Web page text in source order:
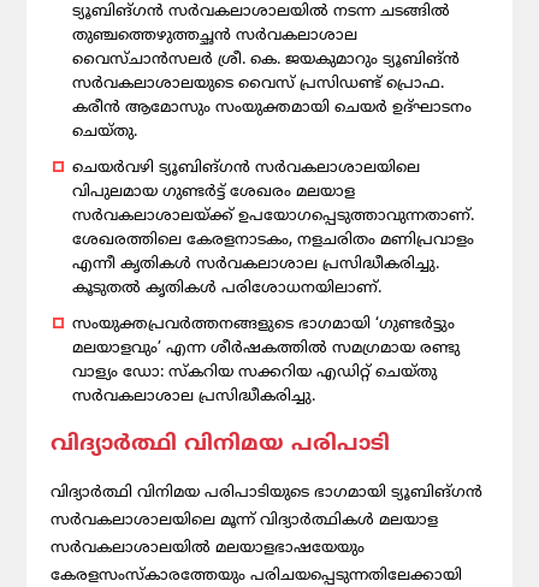
ട്യൂബിങ്ഗന്‍ സര്‍വകലാശാലയില്‍ നടന്ന ചടങ്ങില്‍
തുഞ്ചത്തെഴുത്തച്ഛന്‍ സര്‍വകലാശാല
വൈസ്ചാന്‍സലര്‍ ശ്രീ. കെ. ജയകുമാറും ട്യൂബിങ്ൻ
സര്‍വകലാശാലയുടെ വൈസ് പ്രസിഡണ്ട് പ്രൊഫ.
കരീന്‍ ആമോസും സംയുക്തമായി ചെയര്‍ ഉദ്ഘാടനം
ചെയ്തു.
ചെയര്‍വഴി ട്യൂബിങ്ഗന്‍ സര്‍വകലാശാലയിലെ
വിപുലമായ ഗുണ്ടര്‍ട്ട് ശേഖരം മലയാള
സര്‍വകലാശാലയ്ക്ക് ഉപയോഗപ്പെടുത്താവുന്നതാണ്.
ശേഖരത്തിലെ കേരളനാടകം, നളചരിതം മണിപ്രവാളം
എന്നീ കൃതികള്‍ സര്‍വകലാശാല പ്രസിദ്ധീകരിച്ചു.
കൂടുതല്‍ കൃതികള്‍ പരിശോധനയിലാണ്.
സംയുക്തപ്രവര്‍ത്തനങ്ങളുടെ ഭാഗമായി ‘ഗുണ്ടര്‍ട്ടും
മലയാളവും’ എന്ന ശീര്‍ഷകത്തില്‍ സമഗ്രമായ രണ്ടു
വാള്യം ഡോ: സ്‌കറിയ സക്കറിയ എഡിറ്റ് ചെയ്തു
സര്‍വകലാശാല പ്രസിദ്ധീകരിച്ചു.
വിദ്യാര്‍ത്ഥി വിനിമയ പരിപാടി
വിദ്യാര്‍ത്ഥി വിനിമയ പരിപാടിയുടെ ഭാഗമായി ട്യൂബിങ്ഗന്‍
സര്‍വകലാശാലയിലെ മൂന്ന് വിദ്യാര്‍ത്ഥികള്‍ മലയാള
സര്‍വകലാശാലയില്‍ മലയാളഭാഷയേയും
കേരളസംസ്‌കാരത്തേയും പരിചയപ്പെടുന്നതിലേക്കായി